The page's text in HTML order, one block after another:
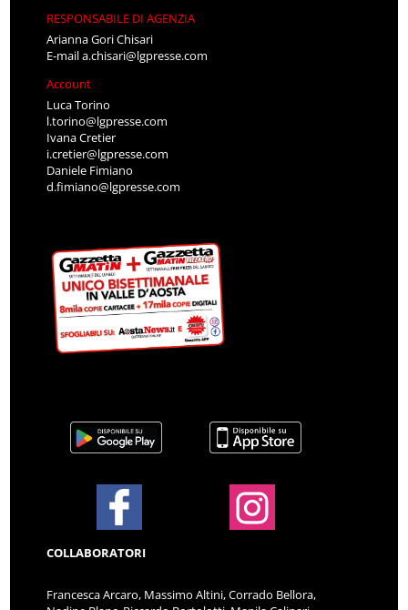
RESPONSABILE DI AGENZIA
Arianna Gori Chisari
E-maila.chisari@lgpresse.com
Account
Luca Torino
l.torino@lgpresse.com
Ivana Cretier
i.cretier@lgpresse.com
Daniele Fimiano
d.fimiano@lgpresse.com
COLLABORATORI
Francesca Arcaro, Massimo Altini, Corrado Bellora,